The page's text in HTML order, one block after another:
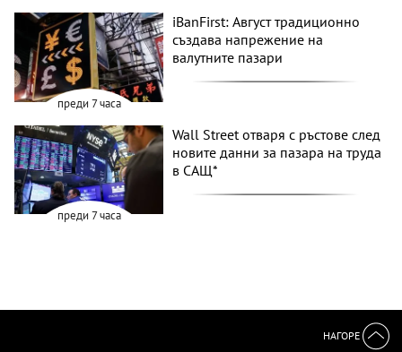
преди 7 часа
iBanFirst: Август традиционно
създава напрежение на
валутните пазари
преди 7 часа
Wall Street отваря с ръстове след
новите данни за пазара на труда
в САЩ*
НАГОРЕ